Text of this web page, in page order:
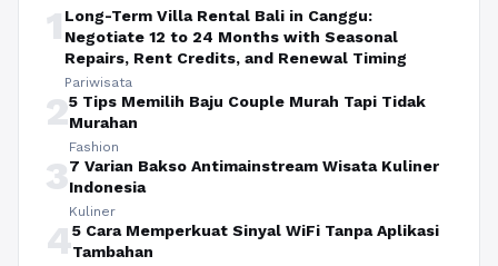
1 Long-Term Villa Rental Bali in Canggu:
Negotiate 12 to 24 Months with Seasonal
Repairs, Rent Credits, and Renewal Timing
Pariwisata
25 Tips Memilih Baju Couple Murah Tapi Tidak
Murahan
Fashion
37 Varian Bakso Antimainstream Wisata Kuliner
Indonesia
Kuliner
45 Cara Memperkuat Sinyal WiFi Tanpa Aplikasi
Tambahan